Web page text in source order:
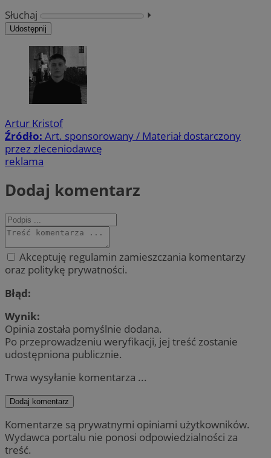
Słuchaj
⏵︎
Udostępnij
Artur Kristof
Źródło: Art. sponsorowany / Materiał dostarczony
przez zleceniodawcę
reklama
Dodaj komentarz
Akceptuję regulamin zamieszczania komentarzy
oraz politykę prywatności.
Błąd:
Wynik:
Opinia została pomyślnie dodana.
Po przeprowadzeniu weryfikacji, jej treść zostanie
udostępniona publicznie.
Trwa wysyłanie komentarza ...
Dodaj komentarz
Komentarze są prywatnymi opiniami użytkowników.
Wydawca portalu nie ponosi odpowiedzialności za
treść.